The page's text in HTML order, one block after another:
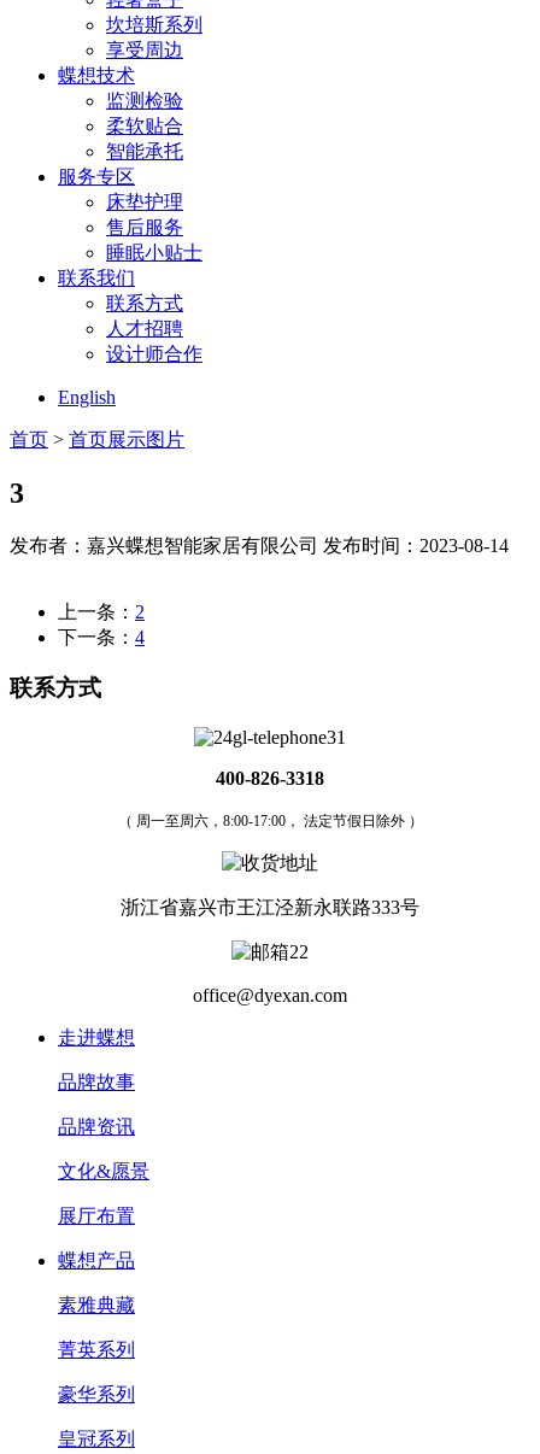
坎培斯系列
享受周边
蝶想技术
监测检验
柔软贴合
智能承托
服务专区
床垫护理
售后服务
睡眠小贴士
联系我们
联系方式
人才招聘
设计师合作
English
首页 > 首页展示图片
3
发布者：嘉兴蝶想智能家居有限公司 发布时间：2023-08-14
上一条： 2
下一条： 4
联系方式
400-826-3318
（ 周一至周六，8:00-17:00， 法定节假日除外 ）
浙江省嘉兴市王江泾新永联路333号
office@dyexan.com
走进蝶想
品牌故事
品牌资讯
文化&愿景
展厅布置
蝶想产品
素雅典藏
菁英系列
豪华系列
皇冠系列